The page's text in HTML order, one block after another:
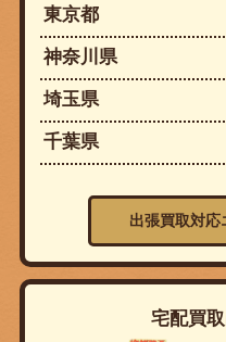
東京都
神奈川県
埼玉県
千葉県
出張買取対応
宅配買